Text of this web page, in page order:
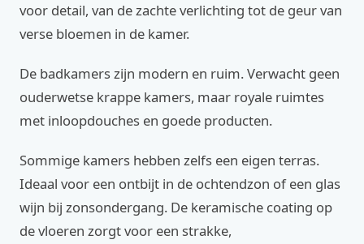
voor detail, van de zachte verlichting tot de geur van
verse bloemen in de kamer.
De badkamers zijn modern en ruim. Verwacht geen
ouderwetse krappe kamers, maar royale ruimtes
met inloopdouches en goede producten.
Sommige kamers hebben zelfs een eigen terras.
Ideaal voor een ontbijt in de ochtendzon of een glas
wijn bij zonsondergang. De keramische coating op
de vloeren zorgt voor een strakke,